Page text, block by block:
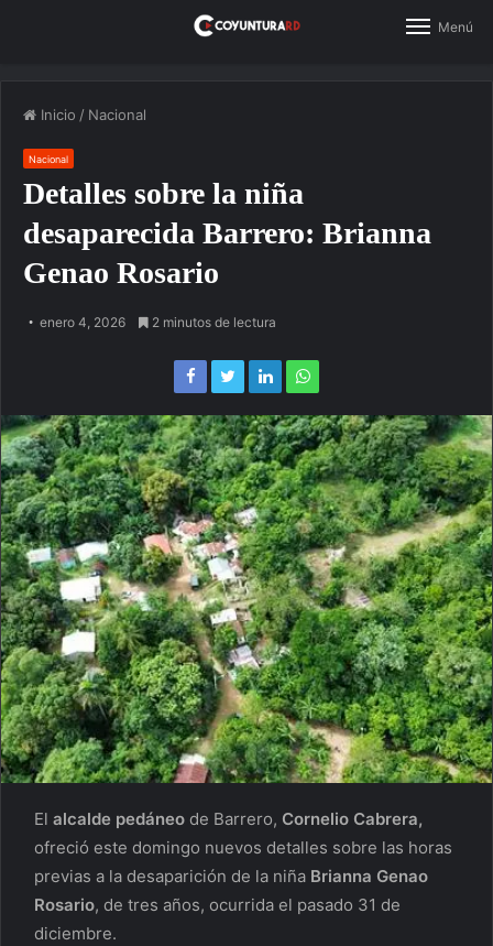
Menú
Inicio / Nacional
Nacional
Detalles sobre la niña
desaparecida Barrero: Brianna
Genao Rosario
enero 4, 2026 2 minutos de lectura
El alcalde pedáneo de Barrero, Cornelio Cabrera,
ofreció este domingo nuevos detalles sobre las horas
previas a la desaparición de la niña Brianna Genao
Rosario, de tres años, ocurrida el pasado 31 de
diciembre.